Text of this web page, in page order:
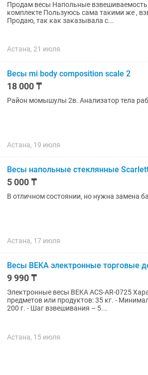
Продам весы Напольные взвешиваемость
комплекте Пользуюсь сама такими же , взвешивает овощи и многое другое в точности.
Продаю, так как заказывала с...
Астана, 21 июля
Весы mi body composition scale 2
18 000 ₸
Район момышулы 2в. Анализатор тела
Астана, 19 июля
Весы напольные стеклянные
5 000 ₸
В отличном состоянии, но нужна замена
Астана, 17 июля
Весы BEKA электронные торговые
9 990 ₸
Электронные весы BEKA ACS-AR-0725 Характеристики: - Максимальный вес взвешиваемых
предметов или продуктов: 35 кг. -
200 г. - Шаг взвешивания – 5...
Астана, 15 июля